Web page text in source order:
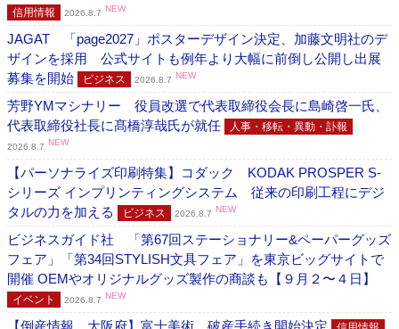
信用情報 2026.8.7 NEW
JAGAT 「page2027」ポスターデザイン決定、加藤文明社のデ
ザインを採用 公式サイトも例年より大幅に前倒し公開し出展
募集を開始
ビジネス 2026.8.7 NEW
芳野YMマシナリー 役員改選で代表取締役会長に島崎啓一氏、
代表取締役社長に髙橋淳哉氏が就任
人事・移転・異動・訃報
2026.8.7 NEW
【パーソナライズ印刷特集】コダック KODAK PROSPER S-
シリーズ インプリンティングシステム 従来の印刷工程にデジ
タルの力を加える
ビジネス 2026.8.7 NEW
ビジネスガイド社 「第67回ステーショナリー&ペーパーグッズ
フェア」「第34回STYLISH文具フェア」を東京ビッグサイトで
開催 OEMやオリジナルグッズ製作の商談も【９月２〜４日】
イベント 2026.8.7 NEW
【倒産情報 大阪府】富士美術 破産手続き開始決定